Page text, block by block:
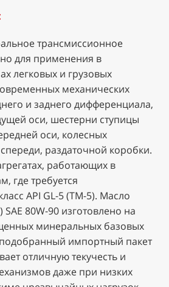
трансмиссионное
для применения в
легковых и грузовых
механических
и заднего дифференциала,
оси, шестерни ступицы
оси, колесных
раздаточной коробки.
работающих в
где требуется
API GL-5 (ТМ-5). Масло
SAE 80W-90 изготовлено на
минеральных базовых
импортный пакет
отличную текучесть и
даже при низких